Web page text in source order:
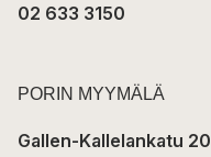
02 633 3150
PORIN MYYMÄLÄ
Gallen-Kallelankatu 20